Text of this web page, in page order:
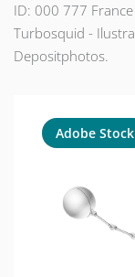
ID: 000 777
Turbosquid -
Depositphotos.
Adobe Stock